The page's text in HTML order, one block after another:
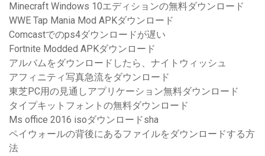
Minecraft Windows 10エディションの無料ダウンロード
WWE Tap Mania Mod APKダウンロード
Comcastでのps4ダウンロードが遅い
Fortnite Modded APKダウンロード
アルバムをダウンロードしたら、ナイトウィッシュ
アフィニティ写真急流をダウンロード
東芝PC用の見通しアプリケーション無料ダウンロード
タイプキットフォントの無料ダウンロード
Ms office 2016 isoダウンロードsha
ペイウォールの背後にあるファイルをダウンロードする方
法